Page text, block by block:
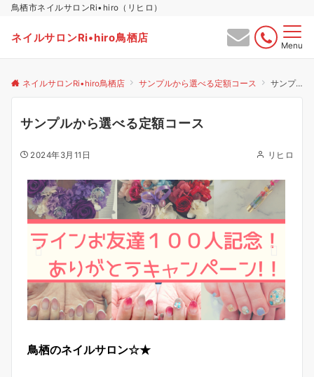
鳥栖市ネイルサロンRi•hiro（リヒロ）
ネイルサロンRi•hiro鳥栖店
Menu
ネイルサロンRi•hiro鳥栖店 サンプルから選べる定額コース サンプルから選べる定額コース
サンプルから選べる定額コース
2024年3月11日 リヒロ
鳥栖のネイルサロン☆★